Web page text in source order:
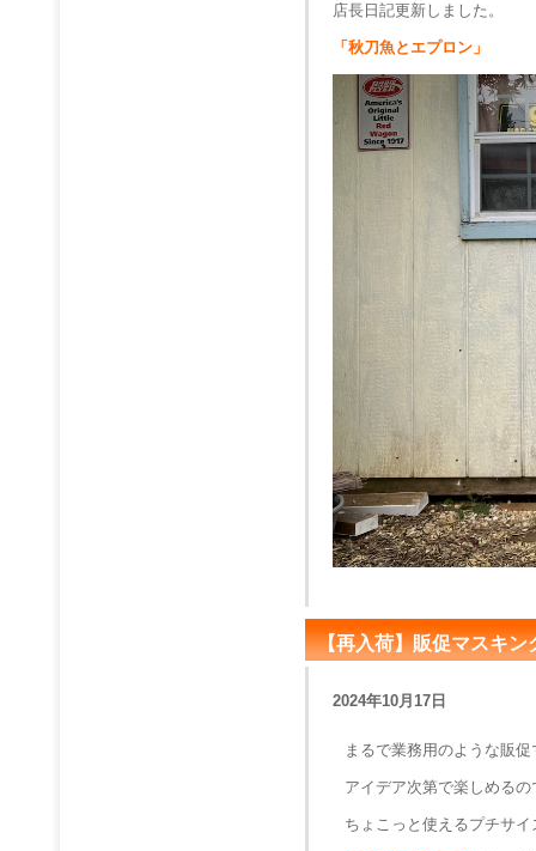
店長日記更新しました。
「秋刀魚とエプロン」
【再入荷】販促マスキン
2024年10月17日
まるで業務用のような販
アイデア次第で楽しめる
ちょこっと使えるプチサ